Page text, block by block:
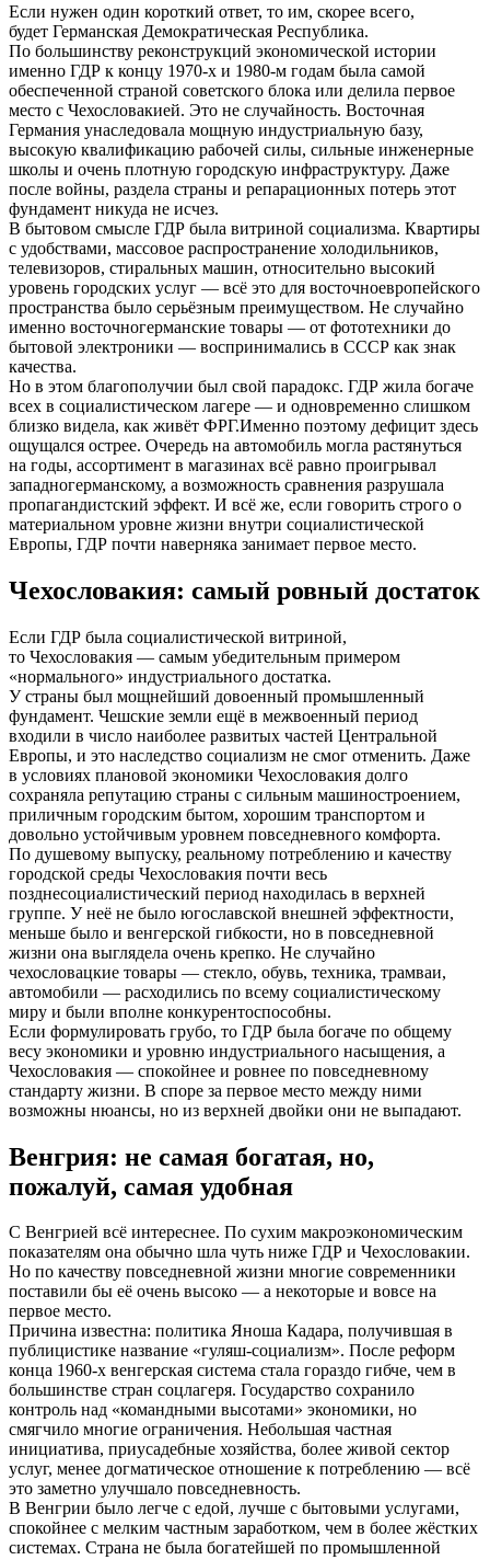
Если нужен один короткий ответ, то им, скорее всего,
будет Германская Демократическая Республика.
По большинству реконструкций экономической истории
именно ГДР к концу 1970-х и 1980-м годам была самой
обеспеченной страной советского блока или делила первое
место с Чехословакией. Это не случайность. Восточная
Германия унаследовала мощную индустриальную базу,
высокую квалификацию рабочей силы, сильные инженерные
школы и очень плотную городскую инфраструктуру. Даже
после войны, раздела страны и репарационных потерь этот
фундамент никуда не исчез.
В бытовом смысле ГДР была витриной социализма. Квартиры
с удобствами, массовое распространение холодильников,
телевизоров, стиральных машин, относительно высокий
уровень городских услуг — всё это для восточноевропейского
пространства было серьёзным преимуществом. Не случайно
именно восточногерманские товары — от фототехники до
бытовой электроники — воспринимались в СССР как знак
качества.
Но в этом благополучии был свой парадокс. ГДР жила богаче
всех в социалистическом лагере — и одновременно слишком
близко видела, как живёт ФРГ.Именно поэтому дефицит здесь
ощущался острее. Очередь на автомобиль могла растянуться
на годы, ассортимент в магазинах всё равно проигрывал
западногерманскому, а возможность сравнения разрушала
пропагандистский эффект. И всё же, если говорить строго о
материальном уровне жизни внутри социалистической
Европы, ГДР почти наверняка занимает первое место.
Чехословакия: самый ровный достаток
Если ГДР была социалистической витриной,
то Чехословакия — самым убедительным примером
«нормального» индустриального достатка.
У страны был мощнейший довоенный промышленный
фундамент. Чешские земли ещё в межвоенный период
входили в число наиболее развитых частей Центральной
Европы, и это наследство социализм не смог отменить. Даже
в условиях плановой экономики Чехословакия долго
сохраняла репутацию страны с сильным машиностроением,
приличным городским бытом, хорошим транспортом и
довольно устойчивым уровнем повседневного комфорта.
По душевому выпуску, реальному потреблению и качеству
городской среды Чехословакия почти весь
позднесоциалистический период находилась в верхней
группе. У неё не было югославской внешней эффектности,
меньше было и венгерской гибкости, но в повседневной
жизни она выглядела очень крепко. Не случайно
чехословацкие товары — стекло, обувь, техника, трамваи,
автомобили — расходились по всему социалистическому
миру и были вполне конкурентоспособны.
Если формулировать грубо, то ГДР была богаче по общему
весу экономики и уровню индустриального насыщения, а
Чехословакия — спокойнее и ровнее по повседневному
стандарту жизни. В споре за первое место между ними
возможны нюансы, но из верхней двойки они не выпадают.
Венгрия: не самая богатая, но,
пожалуй, самая удобная
С Венгрией всё интереснее. По сухим макроэкономическим
показателям она обычно шла чуть ниже ГДР и Чехословакии.
Но по качеству повседневной жизни многие современники
поставили бы её очень высоко — а некоторые и вовсе на
первое место.
Причина известна: политика Яноша Кадара, получившая в
публицистике название «гуляш-социализм». После реформ
конца 1960-х венгерская система стала гораздо гибче, чем в
большинстве стран соцлагеря. Государство сохранило
контроль над «командными высотами» экономики, но
смягчило многие ограничения. Небольшая частная
инициатива, приусадебные хозяйства, более живой сектор
услуг, менее догматическое отношение к потреблению — всё
это заметно улучшало повседневность.
В Венгрии было легче с едой, лучше с бытовыми услугами,
спокойнее с мелким частным заработком, чем в более жёстких
системах. Страна не была богатейшей по промышленной